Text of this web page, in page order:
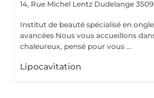
14, Rue Michel Lentz Dudelange 3509
Institut de beauté spécialisé en
avancées Nous vous accueillons dans un espace moderne et
chaleureux, pensé pour vous ...
Lipocavitation